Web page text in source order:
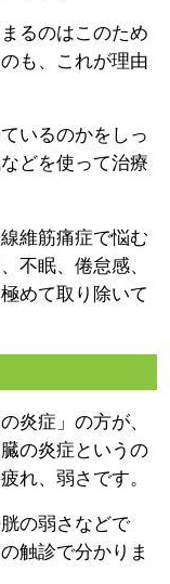
るのはこのため
も、これが理由
いるのかをしっ
どを使って治療
維筋痛症で悩む
不眠、倦怠感、
めて取り除いて
炎症」の方が、
の炎症というの
れ、弱さです。
の弱さなどで
触診で分かりま